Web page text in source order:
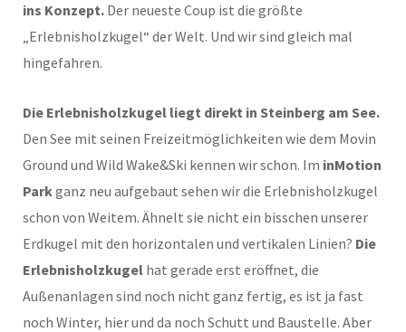
ins Konzept. Der neueste Coup ist die größte
„Erlebnisholzkugel“ der Welt. Und wir sind gleich mal
hingefahren.
Die Erlebnisholzkugel liegt direkt in Steinberg am See.
Den See mit seinen Freizeitmöglichkeiten wie dem Movin
Ground und Wild Wake&Ski kennen wir schon. Im inMotion
Parkganz neu aufgebaut sehen wir die Erlebnisholzkugel
schon von Weitem. Ähnelt sie nicht ein bisschen unserer
Erdkugel mit den horizontalen und vertikalen Linien? Die
Erlebnisholzkugel hat gerade erst eröffnet, die
Außenanlagen sind noch nicht ganz fertig, es ist ja fast
noch Winter, hier und da noch Schutt und Baustelle. Aber